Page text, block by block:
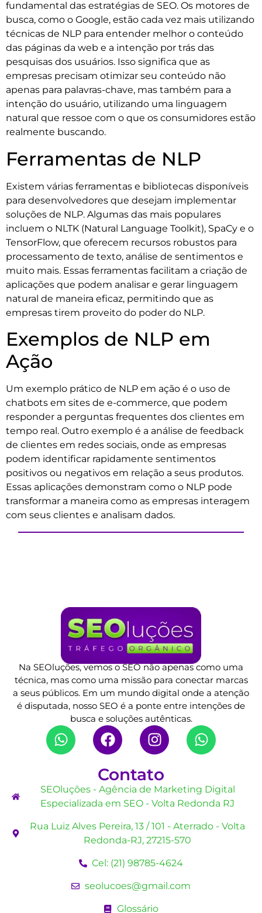
fundamental das estratégias de SEO. Os motores de
busca, como o Google, estão cada vez mais utilizando
técnicas de NLP para entender melhor o conteúdo
das páginas da web e a intenção por trás das
pesquisas dos usuários. Isso significa que as
empresas precisam otimizar seu conteúdo não
apenas para palavras-chave, mas também para a
intenção do usuário, utilizando uma linguagem
natural que ressoe com o que os consumidores estão
realmente buscando.
Ferramentas de NLP
Existem várias ferramentas e bibliotecas disponíveis
para desenvolvedores que desejam implementar
soluções de NLP. Algumas das mais populares
incluem o NLTK (Natural Language Toolkit), SpaCy e o
TensorFlow, que oferecem recursos robustos para
processamento de texto, análise de sentimentos e
muito mais. Essas ferramentas facilitam a criação de
aplicações que podem analisar e gerar linguagem
natural de maneira eficaz, permitindo que as
empresas tirem proveito do poder do NLP.
Exemplos de NLP em
Ação
Um exemplo prático de NLP em ação é o uso de
chatbots em sites de e-commerce, que podem
responder a perguntas frequentes dos clientes em
tempo real. Outro exemplo é a análise de feedback
de clientes em redes sociais, onde as empresas
podem identificar rapidamente sentimentos
positivos ou negativos em relação a seus produtos.
Essas aplicações demonstram como o NLP pode
transformar a maneira como as empresas interagem
com seus clientes e analisam dados.
Na SEOluções, vemos o SEO não apenas como uma
técnica, mas como uma missão para conectar marcas
a seus públicos. Em um mundo digital onde a atenção
é disputada, nosso SEO é a ponte entre intenções de
busca e soluções autênticas.
Contato
SEOluções - Agência de Marketing Digital
Especializada em SEO - Volta Redonda RJ
Rua Luiz Alves Pereira, 13 / 101 - Aterrado - Volta
Redonda-RJ, 27215-570
Cel: (21) 98785-4624
seolucoes@gmail.com
Glossário